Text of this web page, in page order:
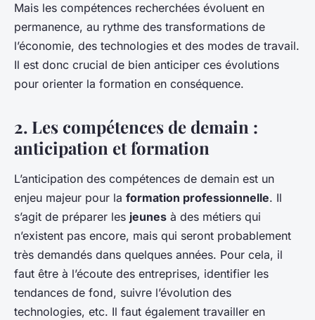
Mais les compétences recherchées évoluent en
permanence, au rythme des transformations de
l’économie, des technologies et des modes de travail.
Il est donc crucial de bien anticiper ces évolutions
pour orienter la formation en conséquence.
2. Les compétences de demain :
anticipation et formation
L’anticipation des compétences de demain est un
enjeu majeur pour la formation professionnelle. Il
s’agit de préparer les jeunes à des métiers qui
n’existent pas encore, mais qui seront probablement
très demandés dans quelques années. Pour cela, il
faut être à l’écoute des entreprises, identifier les
tendances de fond, suivre l’évolution des
technologies, etc. Il faut également travailler en